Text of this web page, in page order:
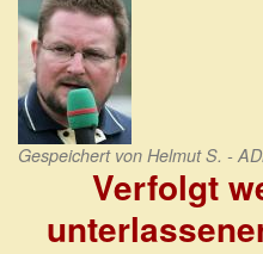
Gespeichert von Helmut S. -
Verfolgt